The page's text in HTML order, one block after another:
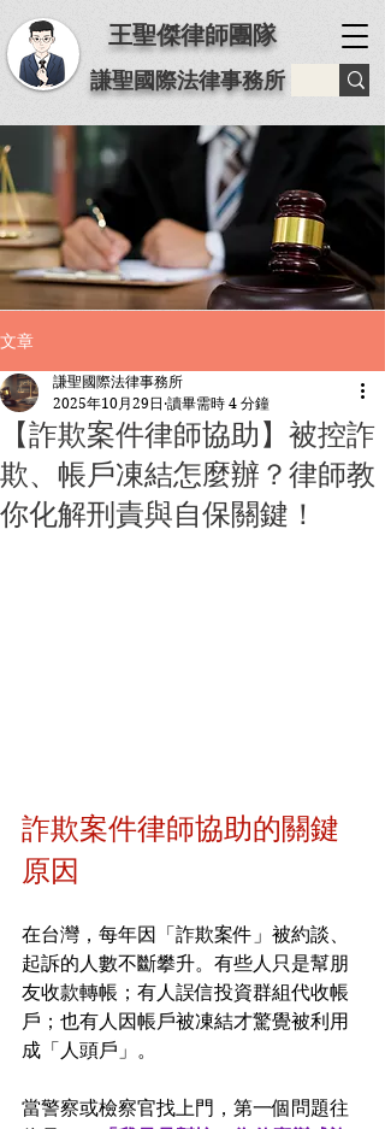
王聖傑律師團隊
謙聖國際法律事務所
文章
【詐欺案件律師協助】被控詐
欺、帳戶凍結怎麼辦？律師教
你化解刑責與自保關鍵！
謙聖國際法律事務所
2025年10月29日 讀畢需時 4 分鐘
詐欺案件律師協助的關鍵
原因
在台灣，每年因「詐欺案件」被約談、
起訴的人數不斷攀升。有些人只是幫朋
友收款轉帳；有人誤信投資群組代收帳
戶；也有人因帳戶被凍結才驚覺被利用
成「人頭戶」。
當警察或檢察官找上門，第一個問題往